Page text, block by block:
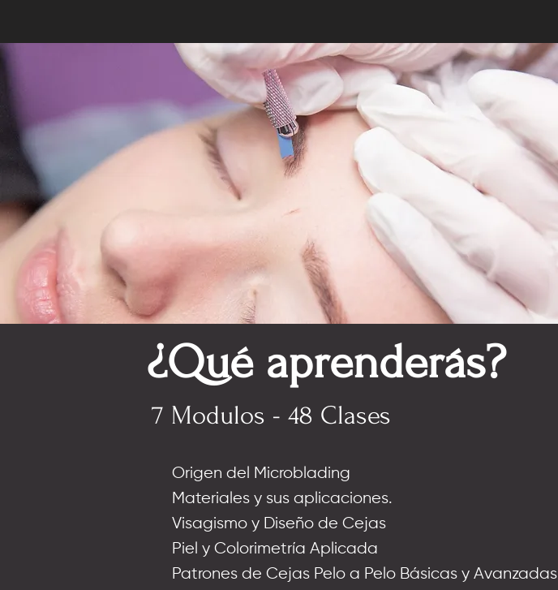
¿Qué aprenderás?
7 Modulos - 48 Clases
Origen del Microblading
Materiales y sus aplicaciones.
Visagismo y Diseño de Cejas
Piel y Colorimetría Aplicada
Patrones de Cejas Pelo a Pelo Básicas y Avanzadas